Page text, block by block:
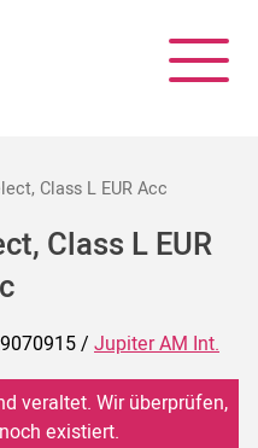
Class L EUR Acc
Class L EUR
/ Jupiter AM Int.
veraltet. Wir überprüfen,
existiert.